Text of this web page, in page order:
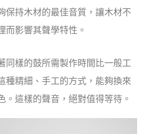
保持木材的最佳音質，讓木材不
而影響其聲學特性。
同樣的鼓所需製作時間比一般工
種精細、手工的方式，能夠換來
。這樣的聲音，絕對值得等待。